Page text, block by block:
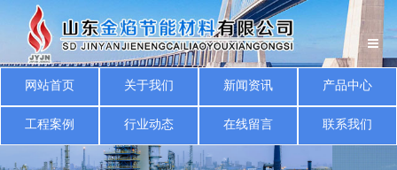
网站首页 关于我们 新闻资讯 产品中心
工程案例 行业动态 在线留言 联系我们